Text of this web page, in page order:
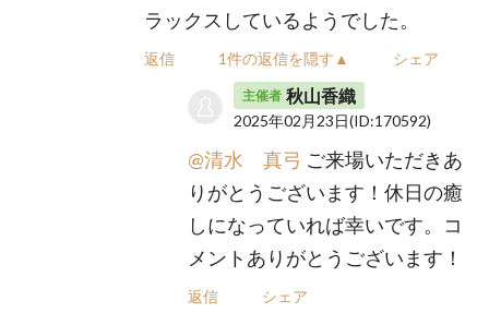
ラックスしているようでした。
返信 1件の返信を隠す▲ シェア
主催者 秋山香織
2025年02月23日(ID:170592)
@清水 真弓 ご来場いただきあ
りがとうございます！休日の癒
しになっていれば幸いです。コ
メントありがとうございます！
返信 シェア